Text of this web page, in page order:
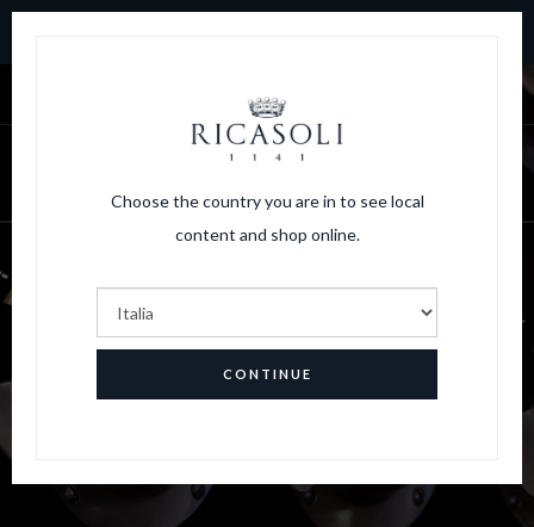
Edizioni limitate
Choose the country you are in to see local
content and shop online.
CONTINUE